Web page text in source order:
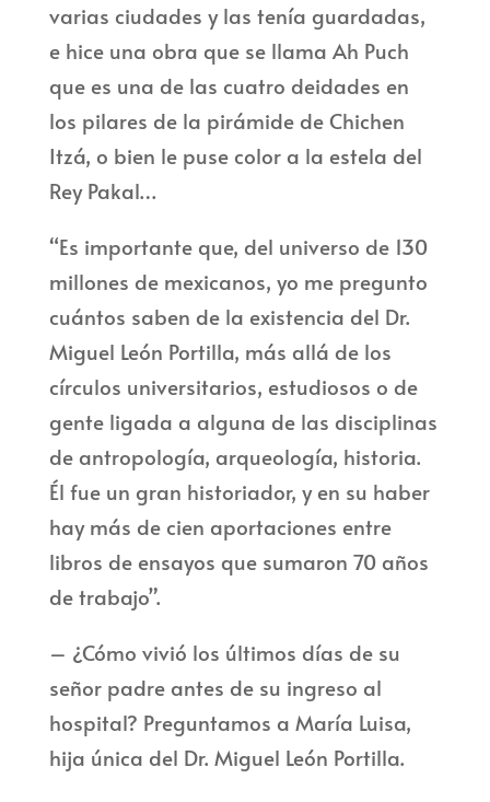
varias ciudades y las tenía guardadas,
e hice una obra que se llama Ah Puch
que es una de las cuatro deidades en
los pilares de la pirámide de Chichen
Itzá, o bien le puse color a la estela del
Rey Pakal…
“Es importante que, del universo de 130
millones de mexicanos, yo me pregunto
cuántos saben de la existencia del Dr.
Miguel León Portilla, más allá de los
círculos universitarios, estudiosos o de
gente ligada a alguna de las disciplinas
de antropología, arqueología, historia.
Él fue un gran historiador, y en su haber
hay más de cien aportaciones entre
libros de ensayos que sumaron 70 años
de trabajo”.
– ¿Cómo vivió los últimos días de su
señor padre antes de su ingreso al
hospital? Preguntamos a María Luisa,
hija única del Dr. Miguel León Portilla.